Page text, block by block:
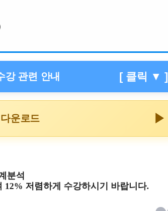
강 관련 안내 [ 클릭 ▼ ]
운로드 ▶
분석
저렴하게 수강하시기 바랍니다.